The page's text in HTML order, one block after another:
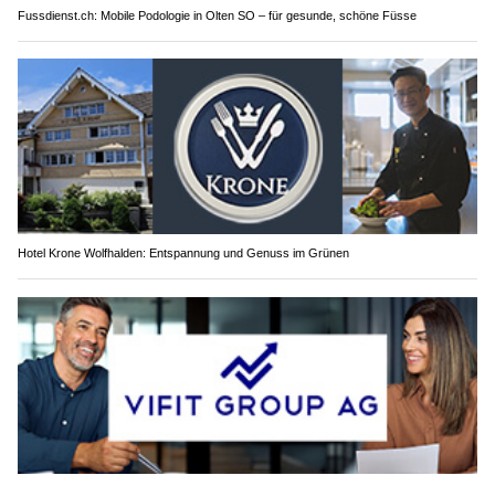
Fussdienst.ch: Mobile Podologie in Olten SO – für gesunde, schöne Füsse
Hotel Krone Wolfhalden: Entspannung und Genuss im Grünen